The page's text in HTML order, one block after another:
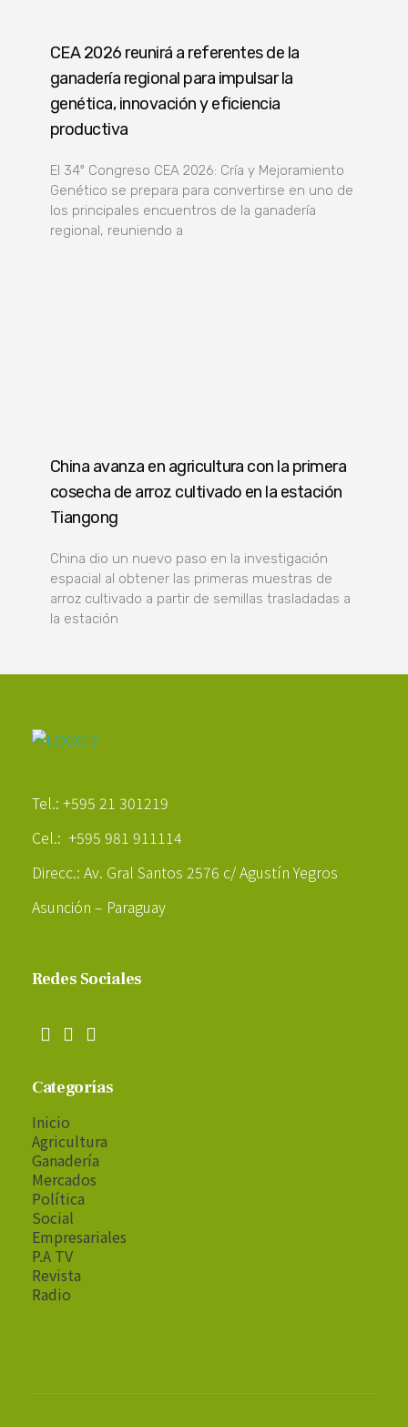
CEA 2026 reunirá a referentes de la
ganadería regional para impulsar la
genética, innovación y eficiencia
productiva
El 34º Congreso CEA 2026: Cría y Mejoramiento
Genético se prepara para convertirse en uno de
los principales encuentros de la ganadería
regional, reuniendo a
China avanza en agricultura con la primera
cosecha de arroz cultivado en la estación
Tiangong
China dio un nuevo paso en la investigación
espacial al obtener las primeras muestras de
arroz cultivado a partir de semillas trasladadas a
la estación
Tel.: +595 21 301219
Cel.: +595 981 911114
Direcc.: Av. Gral Santos 2576 c/ Agustín Yegros
Asunción – Paraguay
Redes Sociales
Categorías
Inicio
Agricultura
Ganadería
Mercados
Política
Social
Empresariales
P.A TV
Revista
Radio